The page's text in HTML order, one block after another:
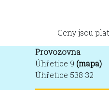
Ceny jsou
Provozovna
Úhřetice 9 (mapa)
Úhřetice 538 32